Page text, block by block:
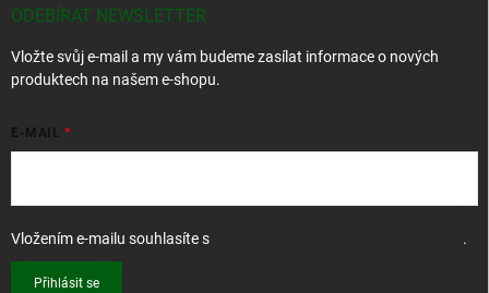
ODEBÍRAT NEWSLETTER
Vložte svůj e-mail a my vám budeme zasílat informace o nových
produktech na našem e-shopu.
E-MAIL
Vložením e-mailu souhlasíte s .
Přihlásit se